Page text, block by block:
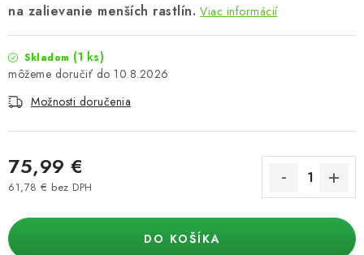
na zalievanie menších rastlín. Viac informácií
Skladom (1 ks)
10.8.2026
Možnosti doručenia
75,99 €
61,78 € bez DPH
DO KOŠÍKA